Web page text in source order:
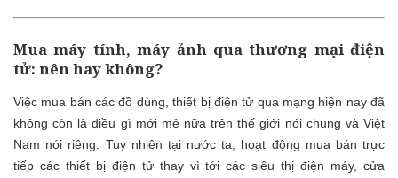
Mua máy tính, máy ảnh qua thương mại điện
tử: nên hay không?
Việc mua bán các đồ dùng, thiết bị điện tử qua mạng hiện nay đã
không còn là điều gì mới mẻ nữa trên thế giới nói chung và Việt
Nam nói riêng. Tuy nhiên tại nước ta, hoạt động mua bán trực
tiếp các thiết bị điện tử thay vì tới các siêu thị điện máy, cửa